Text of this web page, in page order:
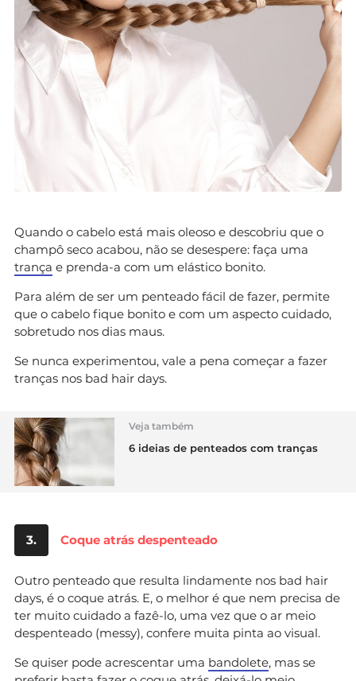
Quando o cabelo está mais oleoso e descobriu que o
champô seco acabou, não se desespere: faça uma
trança e prenda-a com um elástico bonito.
Para além de ser um penteado fácil de fazer, permite
que o cabelo fique bonito e com um aspecto cuidado,
sobretudo nos dias maus.
Se nunca experimentou, vale a pena começar a fazer
tranças nos bad hair days.
Veja também
6 ideias de penteados com tranças
3. Coque atrás despenteado
Outro penteado que resulta lindamente nos bad hair
days, é o coque atrás. E, o melhor é que nem precisa de
ter muito cuidado a fazê-lo, uma vez que o ar meio
despenteado (messy), confere muita pinta ao visual.
Se quiser pode acrescentar uma bandolete, mas se